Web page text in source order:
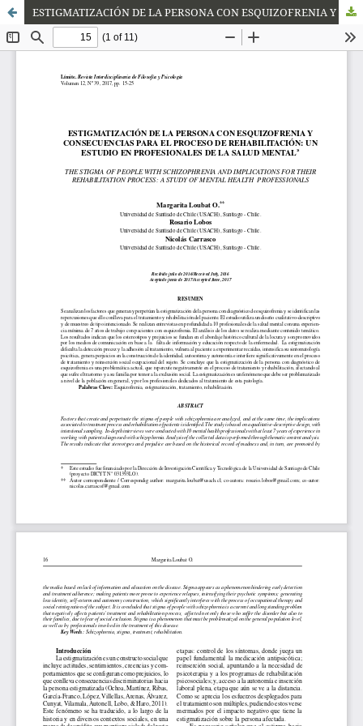
ESTIGMATIZACIÓN DE LA PERSONA CON ESQUIZOFRENIA Y CONSECUENCIAS PARA EL PROCESO DE REHABILITACIÓN: